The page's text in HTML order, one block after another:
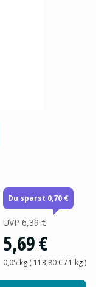
Du sparst 0,70 €
UVP 6,39 €
5,69 €
0,05 kg( 113,80 €/ 1 kg)